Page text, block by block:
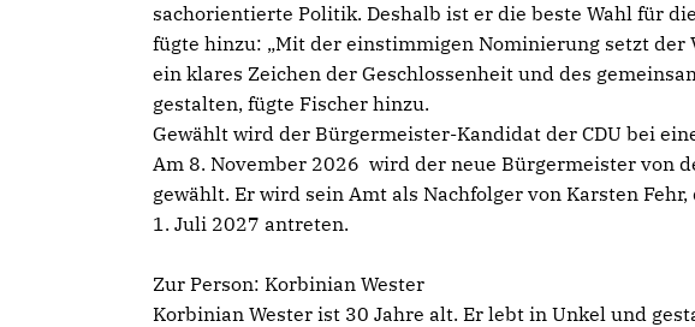
sachorientierte Politik. Deshalb ist er die beste Wahl für
fügte hinzu: „Mit der einstimmigen Nominierung setzt der
ein klares Zeichen der Geschlossenheit und des
gestalten, fügte Fischer hinzu.
Gewählt wird der Bürgermeister-Kandidat der CDU bei
Am 8. November 2026 wird der neue Bürgermeister von
gewählt. Er wird sein Amt als Nachfolger von Karsten
1. Juli 2027 antreten.
Zur Person: Korbinian Wester
Korbinian Wester ist 30 Jahre alt. Er lebt in Unkel und